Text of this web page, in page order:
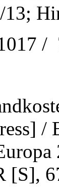
/
/
[S],